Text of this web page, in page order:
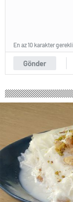
Gönder
En az 10 karakter gerekli